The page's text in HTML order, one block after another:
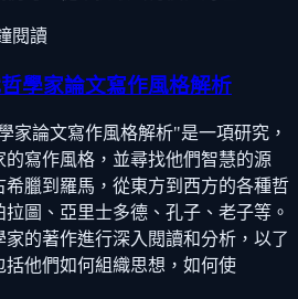
閱讀
學家論文寫作風格解析
家論文寫作風格解析"是一項研究，
寫作風格，並尋找他們智慧的源
臘到羅馬，從東方到西方的各種哲
圖、亞里士多德、孔子、老子等。
的著作進行深入閱讀和分析，以了
他們如何組織思想，如何使